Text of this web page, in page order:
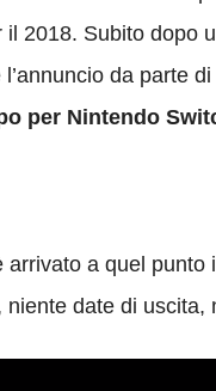
2018. Subito dopo
da parte
per Nintendo
a quel
niente date di